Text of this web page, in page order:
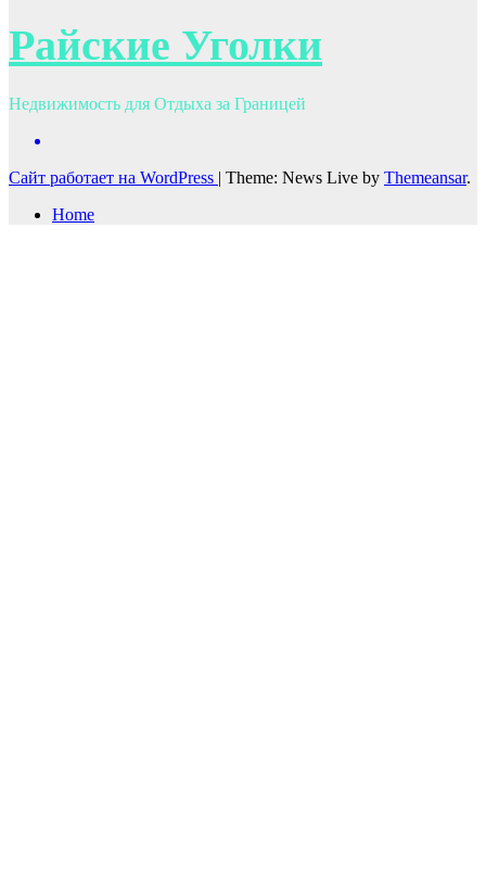
Райские Уголки
Недвижимость для Отдыха за Границей
Сайт работает на WordPress | Theme: News Live by Themeansar.
Home